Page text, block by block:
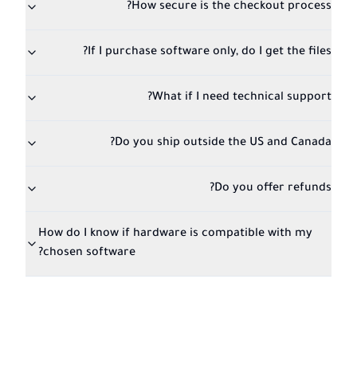
How secure is the checkout process?
If I purchase software only, do I get the files?
What if I need technical support?
Do you ship outside the US and Canada?
Do you offer refunds?
How do I know if hardware is compatible with my
chosen software?